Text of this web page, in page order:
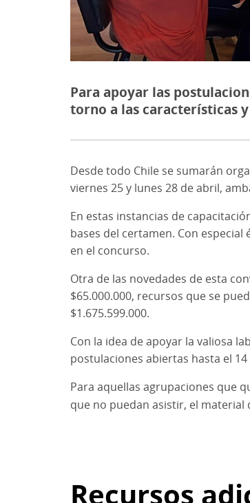
Para apoyar las
torno a las características
Desde todo Chile se sumarán
viernes 25 y lunes 28 de abril,
En estas instancias de
bases del certamen. Con
en el concurso.
Otra de las novedades de esta
$65.000.000, recursos que se
$1.675.599.000.
Con la idea de apoyar la valiosa
postulaciones abiertas hasta el 14
Para aquellas agrupaciones que
que no puedan asistir, el material
Recursos